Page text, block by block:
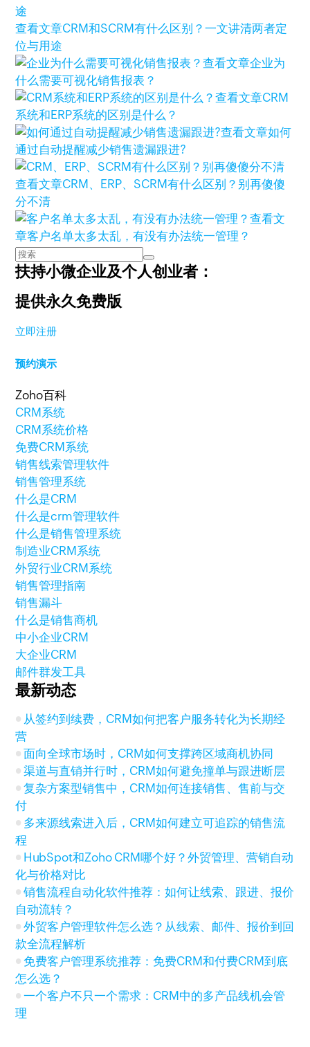
查看文章CRM和SCRM有什么区别？一文讲清两者定
位与用途
查看文章企业为
什么需要可视化销售报表？
查看文章CRM
系统和ERP系统的区别是什么？
查看文章如何
通过自动提醒减少销售遗漏跟进?
查看文章CRM、ERP、SCRM有什么区别？别再傻傻
分不清
查看文
章客户名单太多太乱，有没有办法统一管理？
扶持小微企业及个人创业者：
提供永久免费版
立即注册
预约演示
Zoho百科
CRM系统
CRM系统价格
免费CRM系统
销售线索管理软件
销售管理系统
什么是CRM
什么是crm管理软件
什么是销售管理系统
制造业CRM系统
外贸行业CRM系统
销售管理指南
销售漏斗
什么是销售商机
中小企业CRM
大企业CRM
邮件群发工具
最新动态
从签约到续费，CRM如何把客户服务转化为长期经
营
面向全球市场时，CRM如何支撑跨区域商机协同
渠道与直销并行时，CRM如何避免撞单与跟进断层
复杂方案型销售中，CRM如何连接销售、售前与交
付
多来源线索进入后，CRM如何建立可追踪的销售流
程
HubSpot和Zoho CRM哪个好？外贸管理、营销自动
化与价格对比
销售流程自动化软件推荐：如何让线索、跟进、报价
自动流转？
外贸客户管理软件怎么选？从线索、邮件、报价到回
款全流程解析
免费客户管理系统推荐：免费CRM和付费CRM到底
怎么选？
一个客户不只一个需求：CRM中的多产品线机会管
理